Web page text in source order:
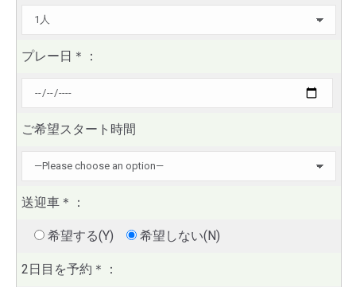
プレー日 ＊ ：
ご希望スタート時間
送迎車 ＊ ：
希望する(Y) 希望しない(N)
2日目を予約 ＊ ：